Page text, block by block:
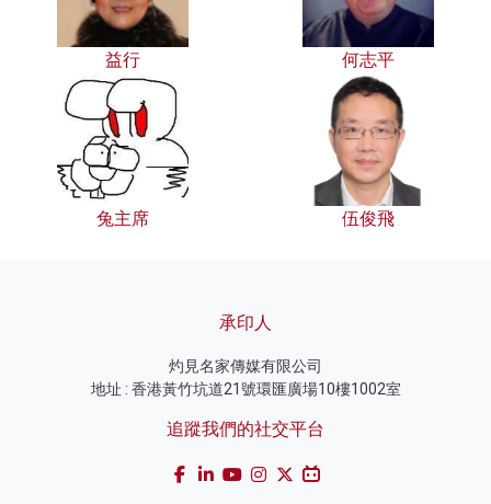
益行 何志平
兔主席 伍俊飛
承印人
灼見名家傳媒有限公司
地址 : 香港黃竹坑道21號環匯廣場10樓1002室
追蹤我們的社交平台